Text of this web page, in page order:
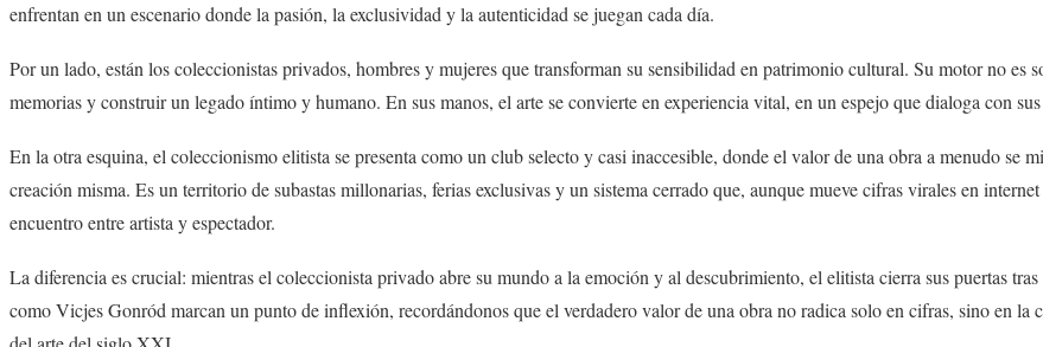
enfrentan en un escenario donde la pasión, la exclusividad y la autenticidad se juegan cada día.
Por un lado, están los coleccionistas privados, hombres y mujeres que transforman su sensibilidad en patrimonio cultural. Su motor no es
memorias y construir un legado íntimo y humano. En sus manos, el arte se convierte en experiencia vital, en un espejo que dialoga con
En la otra esquina, el coleccionismo elitista se presenta como un club selecto y casi inaccesible, donde el valor de una obra a menudo se
creación misma. Es un territorio de subastas millonarias, ferias exclusivas y un sistema cerrado que, aunque mueve cifras virales en
encuentro entre artista y espectador.
La diferencia es crucial: mientras el coleccionista privado abre su mundo a la emoción y al descubrimiento, el elitista cierra sus puertas
como Vicjes Gonród marcan un punto de inflexión, recordándonos que el verdadero valor de una obra no radica solo en cifras, sino en la